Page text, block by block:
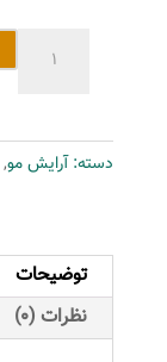
شماره
C10-
حجم
100
میلی
دسته:آرایش مو,
توضیحات
نظرات (0)